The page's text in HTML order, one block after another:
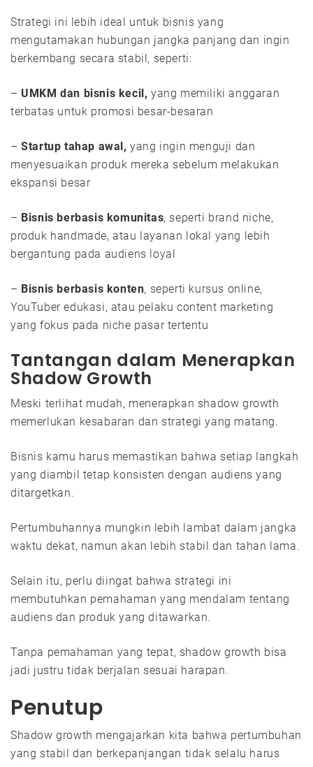
Strategi ini lebih ideal untuk bisnis yang
mengutamakan hubungan jangka panjang dan ingin
berkembang secara stabil, seperti:
– UMKM dan bisnis kecil,yang memiliki anggaran
terbatas untuk promosi besar-besaran
–Startup tahap awal,yang ingin menguji dan
menyesuaikan produk mereka sebelum melakukan
ekspansi besar
– Bisnis berbasis komunitas, seperti brand niche,
produk handmade, atau layanan lokal yang lebih
bergantung pada audiens loyal
– Bisnis berbasis konten, seperti kursus online,
YouTuber edukasi, atau pelaku content marketing
yang fokus pada niche pasar tertentu
Tantangan dalam Menerapkan
Shadow Growth
Meski terlihat mudah, menerapkan shadow growth
memerlukan kesabaran dan strategi yang matang.
Bisnis kamu harus memastikan bahwa setiap langkah
yang diambil tetap konsisten dengan audiens yang
ditargetkan.
Pertumbuhannya mungkin lebih lambat dalam jangka
waktu dekat, namun akan lebih stabil dan tahan lama.
Selain itu, perlu diingat bahwa strategi ini
membutuhkan pemahaman yang mendalam tentang
audiens dan produk yang ditawarkan.
Tanpa pemahaman yang tepat, shadow growth bisa
jadi justru tidak berjalan sesuai harapan.
Penutup
Shadow growth mengajarkan kita bahwa pertumbuhan
yang stabil dan berkepanjangan tidak selalu harus